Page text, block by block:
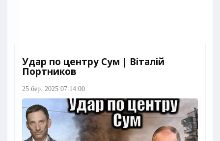
Удар по центру Сум | Віталій
Портников
25 бер. 2025 07:14:00